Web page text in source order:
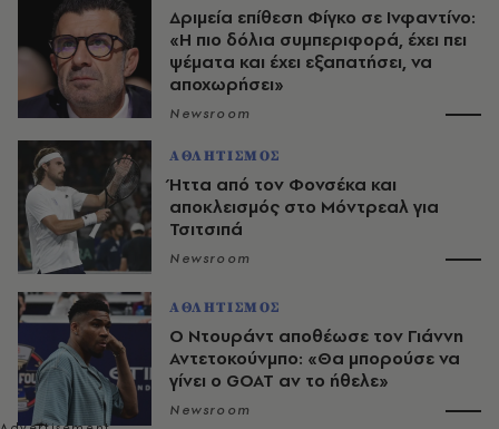
Δριμεία επίθεση Φίγκο σε Ινφαντίνο:
«Η πιο δόλια συμπεριφορά, έχει πει
ψέματα και έχει εξαπατήσει, να
αποχωρήσει»
Newsroom
ΑΘΛΗΤΙΣΜΟΣ
Ήττα από τον Φονσέκα και
αποκλεισμός στο Μόντρεαλ για
Τσιτσιπά
Newsroom
ΑΘΛΗΤΙΣΜΟΣ
Ο Ντουράντ αποθέωσε τον Γιάννη
Αντετοκούνμπο: «Θα μπορούσε να
γίνει ο GOAT αν το ήθελε»
Newsroom